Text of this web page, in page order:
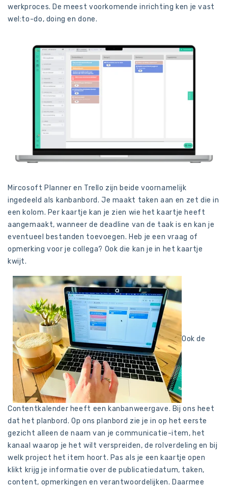
werkproces. De meest voorkomende inrichting ken je vast
wel:to-do, doing en done.
Mircosoft Planner en Trello zijn beide voornamelijk
ingedeeld als kanbanbord. Je maakt taken aan en zet die in
een kolom. Per kaartje kan je zien wie het kaartje heeft
aangemaakt, wanneer de deadline van de taak is en kan je
eventueel bestanden toevoegen. Heb je een vraag of
opmerking voor je collega? Ook die kan je in het kaartje
kwijt.
Ook de
Contentkalender heeft een kanbanweergave. Bij ons heet
dat het planbord. Op ons planbord zie je in op het eerste
gezicht alleen de naam van je communicatie-item, het
kanaal waarop je het wilt verspreiden, de rolverdeling en bij
welk project het item hoort. Pas als je een kaartje open
klikt krijg je informatie over de publicatiedatum, taken,
content, opmerkingen en verantwoordelijken. Daarmee